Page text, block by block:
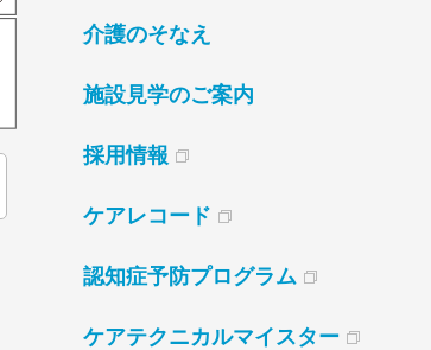
介護のそなえ
施設見学のご案内
採用情報
ケアレコード
認知症予防プログラム
ケアテクニカルマイスター